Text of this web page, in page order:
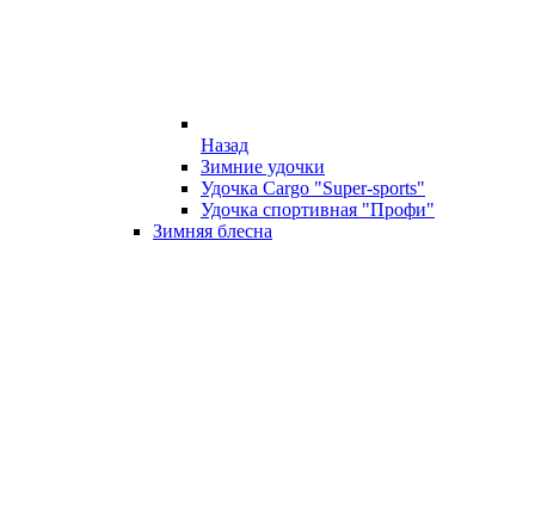
Назад
Зимние удочки
Удочка Cargo "Super-sports"
Удочка спортивная "Профи"
Зимняя блесна